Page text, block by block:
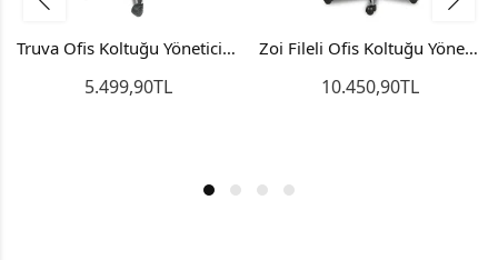
Truva Ofis Koltuğu Yönetici Koltuğu Ofis Sandalyesi Büro Koltuğu
5.499,90TL
Zoi Fileli Ofis Koltuğu Yönetici Koltuğu Makam Koltuğu
10.450,90TL